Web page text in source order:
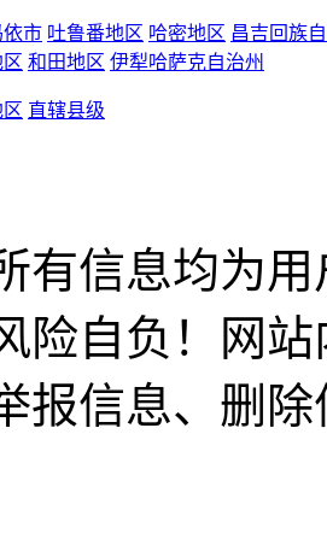
依市 吐鲁番地区 哈密地区 昌吉回族
和田地区 伊犁哈萨克自治州
区 直辖县级
有信息均为
险自负！网
报信息、删